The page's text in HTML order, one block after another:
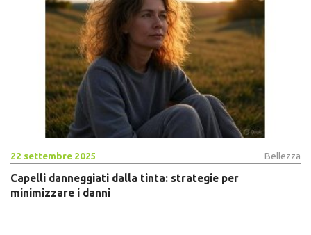
22 settembre 2025 Bellezza
Capelli danneggiati dalla tinta: strategie per
minimizzare i danni